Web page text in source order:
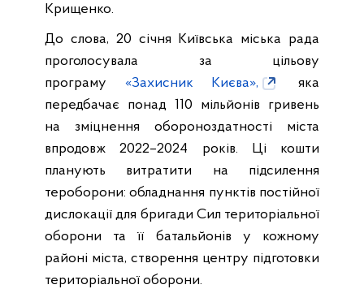
Крищенко.
До слова, 20 січня Київська міська рада
проголосувала за цільову
програму «Захисник Києва»,
яка
передбачає понад 110 мільйонів гривень
на зміцнення обороноздатності міста
впродовж 2022–2024 років. Ці кошти
планують витратити на підсилення
тероборони: обладнання пунктів постійної
дислокації для бригади Сил територіальної
оборони та її батальйонів у кожному
районі міста, створення центру підготовки
територіальної оборони.